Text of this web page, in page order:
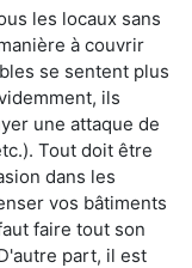
les locaux sans
à couvrir
se sentent plus
ils
une attaque de
Tout doit être
dans les
vos bâtiments
faire tout son
part, il est